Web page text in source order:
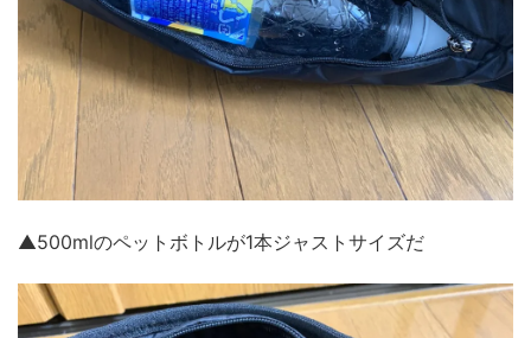
▲500mlのペットボトルが1本ジャストサイズだ